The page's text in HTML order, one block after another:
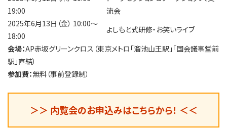
19:00
流会
2025年6月13日（金） 10:00〜
18:00
よしもと式研修・お笑いライブ
会場：AP赤坂グリーンクロス（東京メトロ「溜池山王駅」「国会議事堂前
駅」直結）
参加費：無料（事前登録制）
＞＞ 内覧会のお申込みはこちらから！ ＜＜